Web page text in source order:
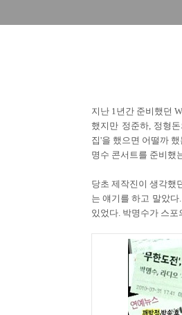
지난 1년간 준비했던
했지만 정준하, 정형
집'을 했으면 어떨까
명수 콘서트를 준비했
당초 제작진이 생각했
는 얘기를 하고 말았
있었다. 박명수가 스